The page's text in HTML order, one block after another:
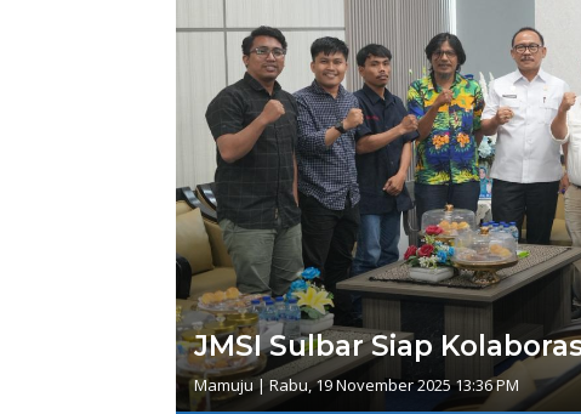
JMSI Sulbar Siap
Mamuju|Rabu, 19 November 2025 13:36 PM